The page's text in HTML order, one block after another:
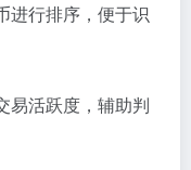
进行排序，便于识
易活跃度，辅助判